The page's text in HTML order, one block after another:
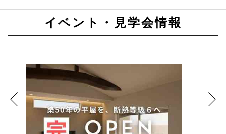
イベント・見学会情報